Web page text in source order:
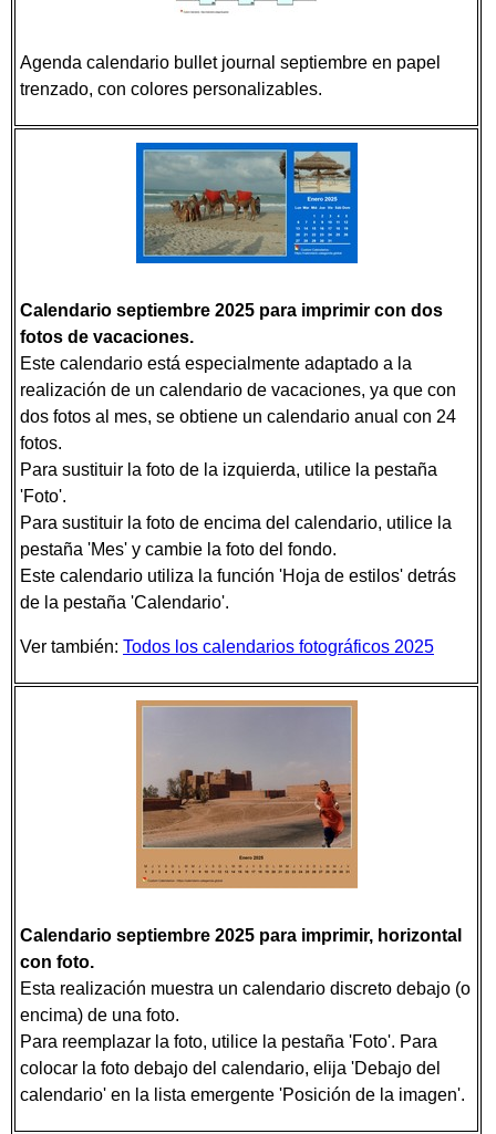
Agenda calendario bullet journal septiembre en papel
trenzado, con colores personalizables.
Calendario septiembre 2025 para imprimir con dos
fotos de vacaciones.
Este calendario está especialmente adaptado a la
realización de un calendario de vacaciones, ya que con
dos fotos al mes, se obtiene un calendario anual con 24
fotos.
Para sustituir la foto de la izquierda, utilice la pestaña
'Foto'.
Para sustituir la foto de encima del calendario, utilice la
pestaña 'Mes' y cambie la foto del fondo.
Este calendario utiliza la función 'Hoja de estilos' detrás
de la pestaña 'Calendario'.
Ver también: Todos los calendarios fotográficos 2025
Calendario septiembre 2025 para imprimir, horizontal
con foto.
Esta realización muestra un calendario discreto debajo (o
encima) de una foto.
Para reemplazar la foto, utilice la pestaña 'Foto'. Para
colocar la foto debajo del calendario, elija 'Debajo del
calendario' en la lista emergente 'Posición de la imagen'.